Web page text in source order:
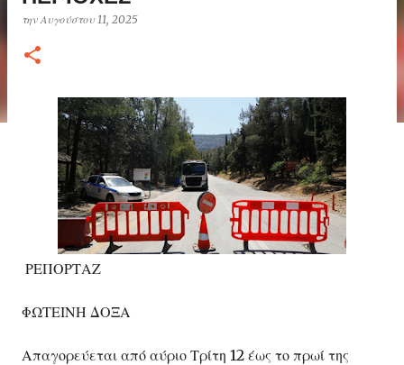
τηνΑυγούστου 11, 2025
ΡΕΠΟΡΤΑΖ
ΦΩΤΕΙΝΗ ΔΟΞΑ
Απαγορεύεται από αύριο Τρίτη 12 έως το πρωί της